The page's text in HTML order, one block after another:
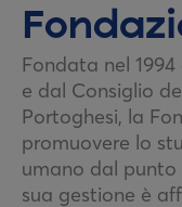
Fondata nel
e dal Consiglio
Portoghesi, la
promuovere lo
umano dal punto
sua gestione è